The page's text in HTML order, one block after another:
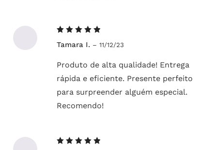
5de 5
Tamara I. – 11/12/23
Produto de alta qualidade! Entrega
rápida e eficiente. Presente perfeito
para surpreender alguém especial.
Recomendo!